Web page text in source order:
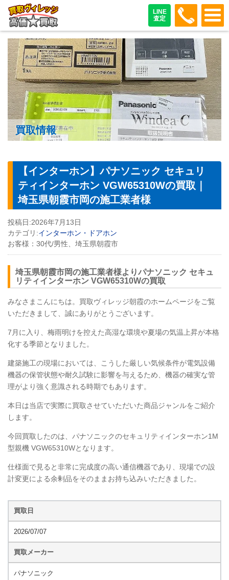
LINE
査定
048-
買取情報
【インターホン】パナソニック セキュリ
ティインターホン VGW65310Wの買取｜
埼玉県朝霞市岡の施工業者様
投稿日:2026年7月13日
カテゴリ:インターホン・ドアホン
お客様： 30代/男性、埼玉県朝霞市
埼玉県朝霞市岡の施工業者様よりパナソニック セキュ
リティインターホン VGW65310Wの買取
みなさまこんにちは。買取ヴィレッジ朝霞のホームページをご覧
いただきまして、誠にありがとうございます。
7月に入り、梅雨明けを控えた高湿な環境や夏場の気温上昇が本格
化する季節となりました。
建築施工の現場においては、こうした厳しい気候条件が電気設備
機器の保管状態や耐久試験に影響を与えるため、機器の確実な管
理がより強く意識される時期でもあります。
本日は当店で実際に買取させていただいた商品ジャンルをご紹介
します。
今回買取したのは、パナソニックのセキュリティインターホン1M
型親機 VGW65310Wとなります。
仕様面で見ると非常に完成度の高い通信機器であり、現場での設
計変更による余剰品をそのままお持ち込みいただきました。
買取日
2026/07/07
買取メーカー
パナソニック